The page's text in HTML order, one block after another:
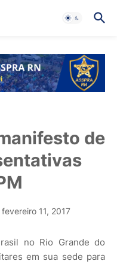
de
fevereiro 11, 2017
no Rio Grande do
em sua sede para